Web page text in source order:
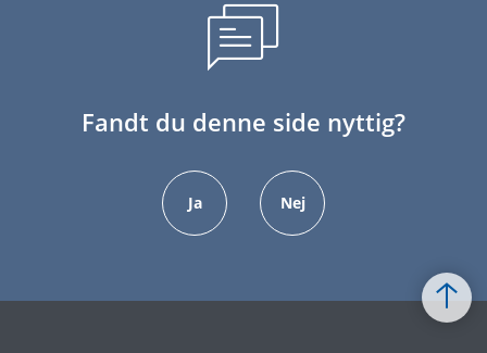
Fandt du denne side nyttig?
Ja Nej